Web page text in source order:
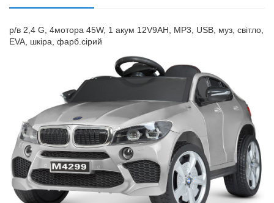
р/в 2,4 G, 4мотора 45W, 1 акум 12V9AH, MP3, USB, муз, світло,
EVA, шкіра, фарб.сірий